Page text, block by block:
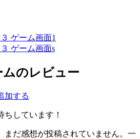
のレビュー
加する
しています！
まだ感想が投稿されていません。一